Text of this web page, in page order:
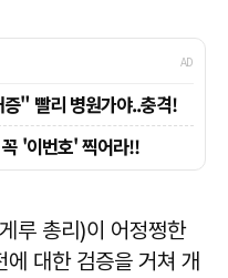
루 총리)이 어정쩡한
대한 검증을 거쳐 개